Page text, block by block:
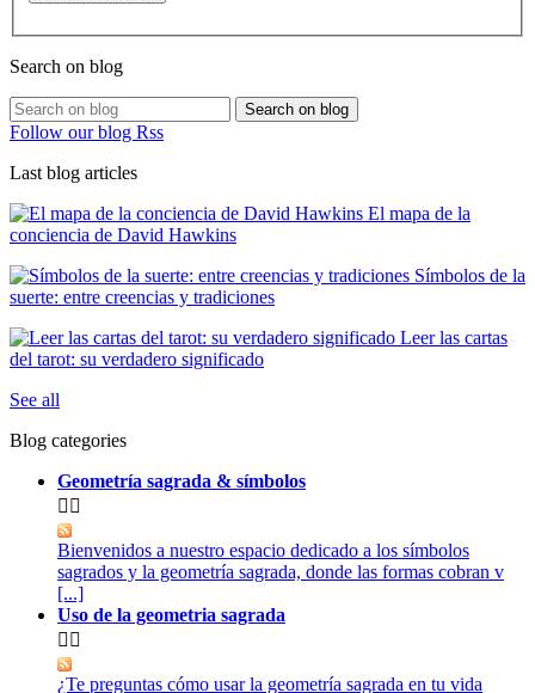
Search on blog
Search on blog
Follow our blog Rss
Last blog articles
El mapa de la
conciencia de David Hawkins
Símbolos de la
suerte: entre creencias y tradiciones
Leer las cartas
del tarot: su verdadero significado
See all
Blog categories
Geometría sagrada & símbolos
 
Bienvenidos a nuestro espacio dedicado a los símbolos
sagrados y la geometría sagrada, donde las formas cobran v
[...]
Uso de la geometria sagrada
 
¿Te preguntas cómo usar la geometría sagrada en tu vida